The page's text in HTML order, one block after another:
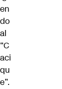
en
do
al
“C
aci
qu
e”.